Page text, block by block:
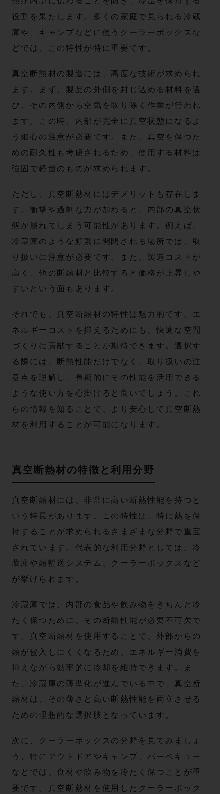
役割を果たします。多くの家庭で見られる冷蔵
庫や、キャンプなどに使うクーラーボックスな
どでは、この特性が特に重要です。
真空断熱材の製造には、高度な技術が求められ
ます。まず、製品の外側を封じ込める材料を選
び、その内側から空気を取り除く作業が行われ
ます。この時、内部が完全に真空状態になるよ
う細心の注意が必要です。また、真空を保つた
めの耐久性も考慮されるため、使用する材料は
強固で軽量のものが求められます。
ただし、真空断熱材にはデメリットも存在しま
す。衝撃や過剰な力が加わると、内部の真空状
態が崩れてしまう可能性があります。例えば、
冷蔵庫のような頻繁に開閉される場所では、取
り扱いに注意が必要です。また、製造コストが
高く、他の断熱材と比較すると価格が上昇しや
すいという面もあります。
それでも、真空断熱材の特性は魅力的です。エ
ネルギーコストを抑えるためにも、快適な空間
づくりに貢献することが期待できます。選択す
る際には、断熱性能だけでなく、取り扱いの注
意点を理解し、長期的にその性能を活用できる
ような使い方を心掛けると良いでしょう。これ
らの情報を知ることで、より安心して真空断熱
材を利用することが可能になります。
真空断熱材の特徴と利用分野
真空断熱材には、非常に高い断熱性能を持つと
いう特長があります。この特性は、特に熱を保
持することが求められるさまざまな分野で重宝
されています。代表的な利用分野としては、冷
蔵庫や熱輸送システム、クーラーボックスなど
が挙げられます。
冷蔵庫では、内部の食品や飲み物をきちんと冷
たく保つために、その断熱性能が必要不可欠で
す。真空断熱材を使用することで、外部からの
熱が侵入しにくくなるため、エネルギー消費を
抑えながら効率的に冷却を維持できます。ま
た、冷蔵庫の薄型化が進んでいる中で、真空断
熱材は、その薄さと高い断熱性能を両立させる
ための理想的な選択肢となっています。
次に、クーラーボックスの分野を見てみましょ
う。特にアウトドアやキャンプ、バーベキュー
などでは、食材や飲み物を冷たく保つことが重
要です。真空断熱材を使用したクーラーボック